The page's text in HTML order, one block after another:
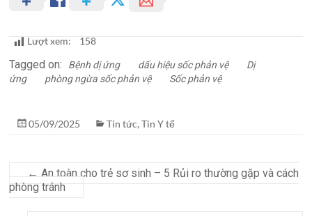
Lượt xem: 158
Tagged on: Bệnh dị ứng dấu hiệu sốc phản vệ
Dị
ứng
phòng ngừa sốc phản vệ Sốc phản vệ
05/09/2025 Tin tức,Tin Y tế
← An toàn cho trẻ sơ sinh – 5 Rủi ro thường gặp và cách
phòng tránh